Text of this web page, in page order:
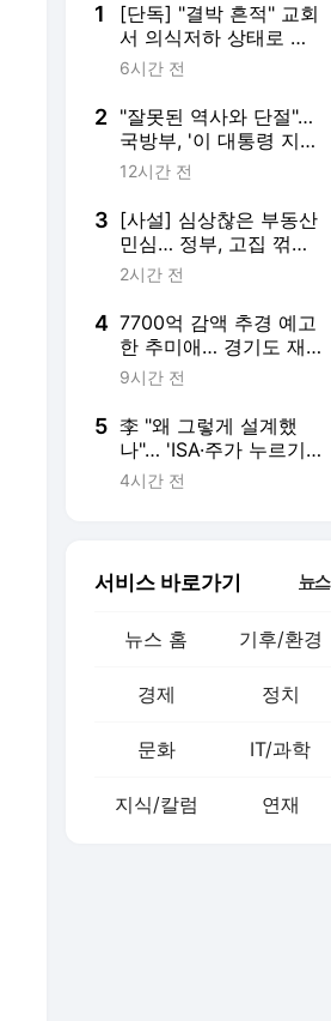
1
[단독] "결박 흔적" 교회
서 의식저하 상태로 발
견된 어린이 숨져
6시간 전
2 "잘못된 역사와 단절"…
국방부, '이 대통령 지
적'에 사관학교 통합 속
12시간 전
3 [사설] 심상찮은 부동산
민심… 정부, 고집 꺾고
시장요구에 호응을
2시간 전
4 7700억 감액 추경 예고
한 추미애… 경기도 재
정 정말 '비상'인가
9시간 전
5 李 "왜 그렇게 설계했
나"… 'ISA·주가 누르기
방지' 개편안 재검토 지
4시간 전
서비스 바로가기 뉴스
뉴스 홈 기후/환경
경제 정치
문화 IT/과학
지식/칼럼 연재